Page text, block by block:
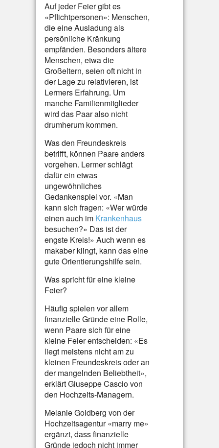
Auf jeder Feier gibt es
«Pflichtpersonen»: Menschen,
die eine Ausladung als
persönliche Kränkung
empfänden. Besonders ältere
Menschen, etwa die
Großeltern, seien oft nicht in
der Lage zu relativieren, ist
Lermers Erfahrung. Um
manche Familienmitglieder
wird das Paar also nicht
drumherum kommen.
Was den Freundeskreis
betrifft, können Paare anders
vorgehen. Lermer schlägt
dafür ein etwas
ungewöhnliches
Gedankenspiel vor. «Man
kann sich fragen: «Wer würde
einen auch im Krankenhaus
besuchen?» Das ist der
engste Kreis!» Auch wenn es
makaber klingt, kann das eine
gute Orientierungshilfe sein.
Was spricht für eine kleine
Feier?
Häufig spielen vor allem
finanzielle Gründe eine Rolle,
wenn Paare sich für eine
kleine Feier entscheiden: «Es
liegt meistens nicht am zu
kleinen Freundeskreis oder an
der mangelnden Beliebtheit»,
erklärt Giuseppe Cascio von
den Hochzeits-Managern.
Melanie Goldberg von der
Hochzeitsagentur «marry me»
ergänzt, dass finanzielle
Gründe jedoch nicht immer